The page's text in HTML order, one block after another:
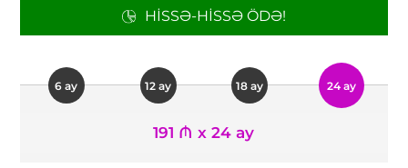
HISSƏ-HISSƏ ÖDƏ!
6 ay 12 ay 18 ay 24 ay
191 ₼ x 24 ay